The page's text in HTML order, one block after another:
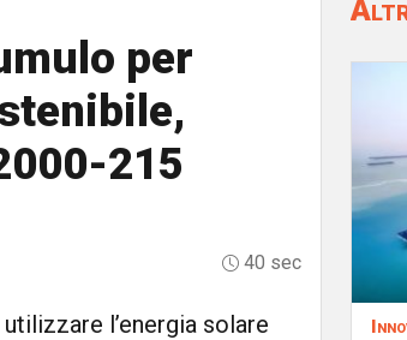
per
215
40 sec
l’energia solare